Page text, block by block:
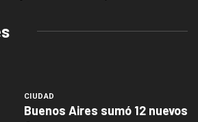
CIUDAD
Buenos Aires sumó 12 nuevos